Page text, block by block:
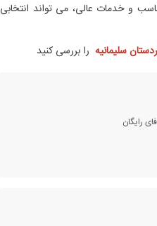
و خدمات عالی، می تواند انتخابی
سلیمانیه را بررسی کنید
رایگان